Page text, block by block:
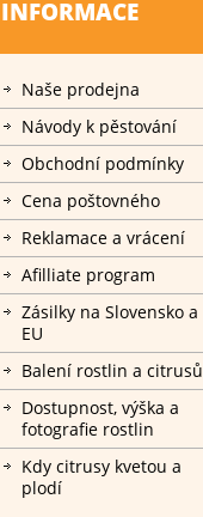
INFORMACE
Naše prodejna
Návody k pěstování
Obchodní podmínky
Cena poštovného
Reklamace a vrácení
Afilliate program
Zásilky na Slovensko a
EU
Balení rostlin a citrusů
Dostupnost, výška a
fotografie rostlin
Kdy citrusy kvetou a
plodí